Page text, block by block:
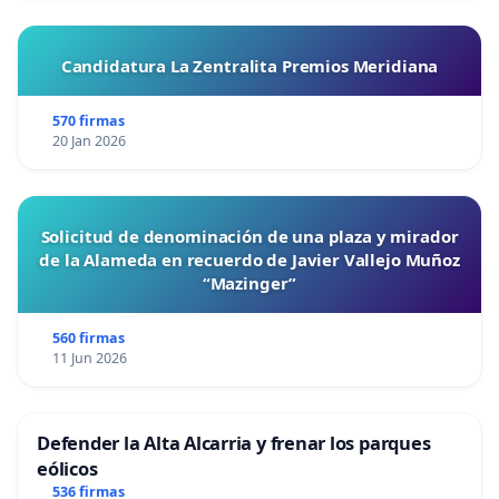
distribuye bajo una
Atribución-CompartirIgual 4.0 Internacional.
Candidatura La Zentralita Premios Meridiana
570 firmas
20 Jan 2026
Solicitud de denominación de una plaza y mirador
de la Alameda en recuerdo de Javier Vallejo Muñoz
“Mazinger”
560 firmas
11 Jun 2026
Defender la Alta Alcarria y frenar los parques
eólicos
536 firmas